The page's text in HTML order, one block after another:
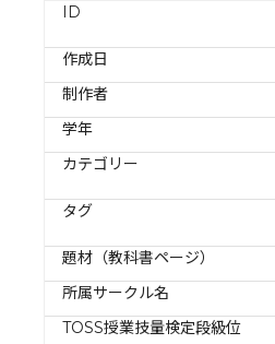
ID
作成日
制作者
学年
カテゴリー
タグ
題材（教科書ページ）
所属サークル名
TOSS授業技量検定段級位